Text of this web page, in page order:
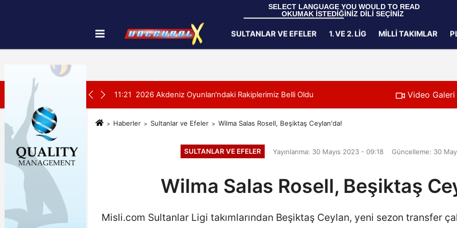
SELECT LANGUAGE YOU WOULD TO READ
OKUMAK İSTEDİĞİNİZ DİLİ SEÇİNİZ
İletişim Çerez Politikası
SULTANLAR VE EFELER 1. VE 2. LIG MILLI TAKIMLAR
SON DAKİKA:
Galibiyetle Başladı 11:21 2026 Akdeniz Oyunları'ndaki Rakiplerimiz Belli Oldu 11:24 Filenin
Video Galeri
Haberler Sultanlar ve Efeler Wilma Salas Rosell, Beşiktaş Ceylan'da!
SULTANLAR VE EFELER Yayınlanma: 30 Mayıs 2023 - 09:18 Güncelleme: 30
Wilma Salas Rosell, Beşiktaş
Misli.com Sultanlar Ligi takımlarından Beşiktaş Ceylan, yeni sezon transfer